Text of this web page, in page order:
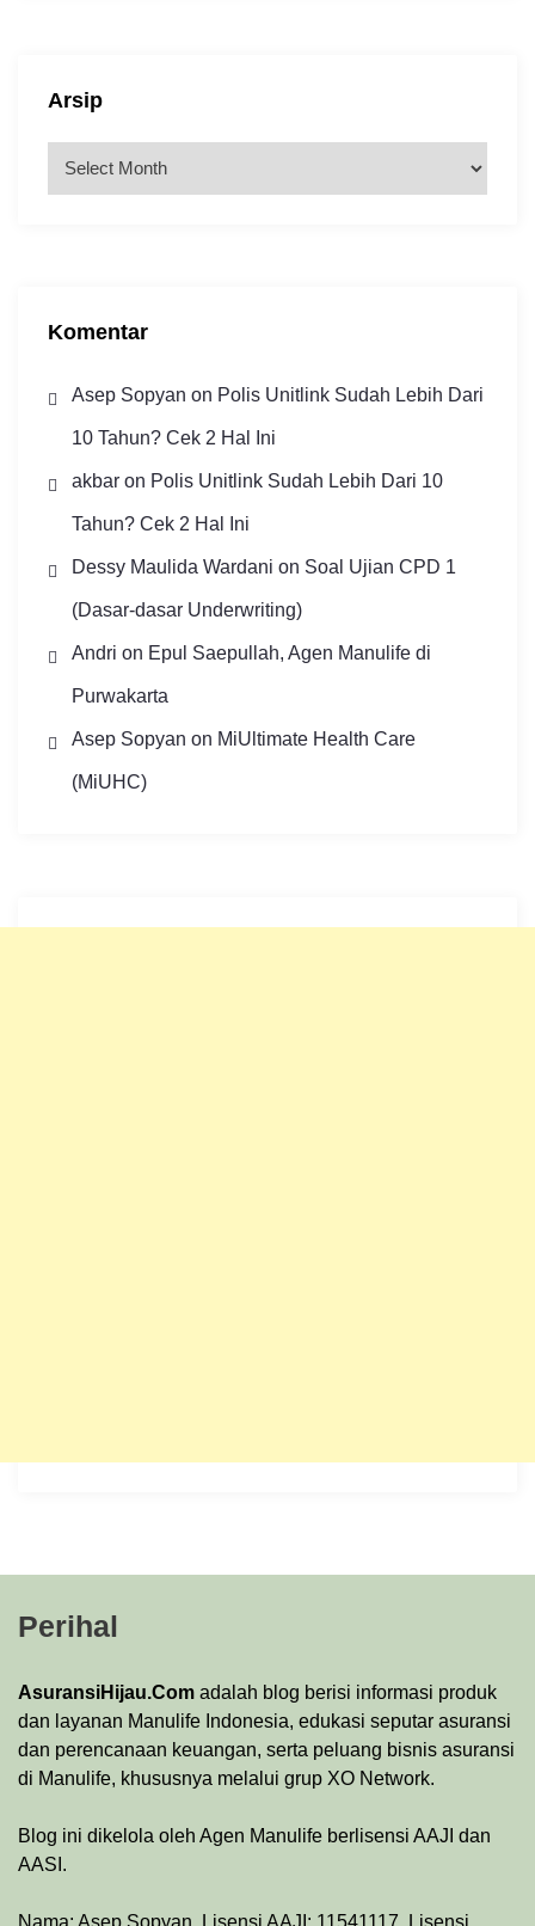
Arsip
Komentar
Asep Sopyan on Polis Unitlink Sudah Lebih Dari
10 Tahun? Cek 2 Hal Ini
akbaron Polis Unitlink Sudah Lebih Dari 10
Tahun? Cek 2 Hal Ini
Dessy Maulida Wardani on Soal Ujian CPD 1
(Dasar-dasar Underwriting)
Andri on Epul Saepullah, Agen Manulife di
Purwakarta
Asep Sopyan on MiUltimate Health Care
(MiUHC)
Perihal
AsuransiHijau.Com adalah blog berisi informasi produk
dan layanan Manulife Indonesia, edukasi seputar asuransi
dan perencanaan keuangan, serta peluang bisnis asuransi
di Manulife, khususnya melalui grup XO Network.
Blog ini dikelola oleh Agen Manulife berlisensi AAJI dan
AASI.
Nama: Asep Sopyan. Lisensi AAJI: 11541117. Lisensi